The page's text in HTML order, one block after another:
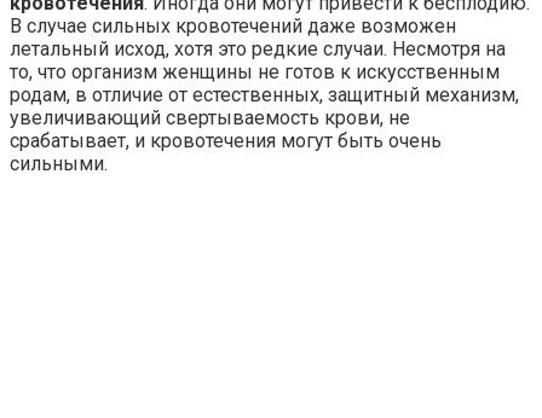
В случае сильных кровотечений даже возможен
летальный исход, хотя это редкие случаи. Несмотря на
то, что организм женщины не готов к искусственным
родам, в отличие от естественных, защитный механизм,
увеличивающий свертываемость крови, не
срабатывает, и кровотечения могут быть очень
сильными.